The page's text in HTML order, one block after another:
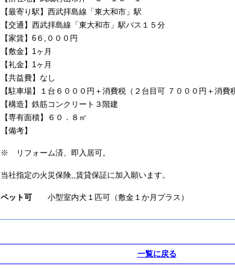
【最寄り駅】西武拝島線「東大和市」駅
【交通】西武拝島線「東大和市」駅バス１５分
【家賃】6６,０００円
【敷金】1ヶ月
【礼金】1ヶ月
【共益費】なし
【駐車場】１台６０００円＋消費税（２台目可 ７０００円＋消費
【構造】鉄筋コンクリート３階建
【専有面積】６０．８㎡
【備考】
※ リフォーム済、即入居可。
当社指定の火災保険,,賃貸保証に加入願います。
ペット可 小型室内犬１匹可（敷金１か月プラス）
一覧に戻る